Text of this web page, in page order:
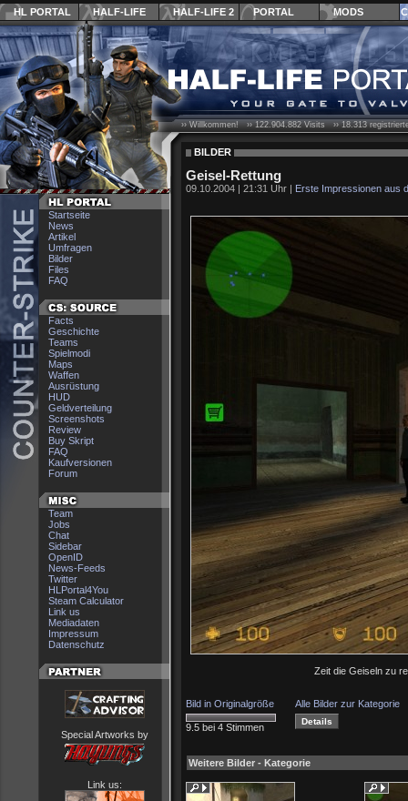
HL PORTAL HALF-LIFE HALF-LIFE 2 PORTAL MODS
Startseite
News
Artikel
Umfragen
Bilder
Files
FAQ
Facts
Geschichte
Teams
Spielmodi
Maps
Waffen
Ausrüstung
HUD
Geldverteilung
Screenshots
Review
Buy Skript
FAQ
Kaufversionen
Forum
Team
Jobs
Chat
Sidebar
OpenID
News-Feeds
Twitter
HLPortal4You
Steam Calculator
Link us
Mediadaten
Impressum
Datenschutz
Special Artworks by
Link us:
›› Willkommen! ››122.904.882Visits ››18.313
BILDER
Geisel-Rettung
09.10.2004 | 21:31 Uhr | Erste Impressionen aus
Zeit die Geiseln zu
Bild in Originalgröße Alle Bilder zur Kategorie
9.5 bei 4 Stimmen
Weitere Bilder - Kategorie